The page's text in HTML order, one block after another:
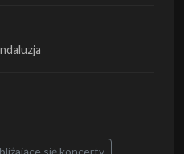
się koncerty